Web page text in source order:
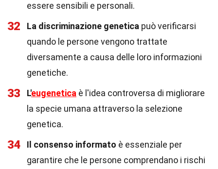
essere sensibili e personali.
32 La discriminazione genetica può verificarsi
quando le persone vengono trattate
diversamente a causa delle loro informazioni
genetiche.
33 L'eugenetica è l'idea controversa di migliorare
la specie umana attraverso la selezione
genetica.
34 Il consenso informato è essenziale per
garantire che le persone comprendano i rischi